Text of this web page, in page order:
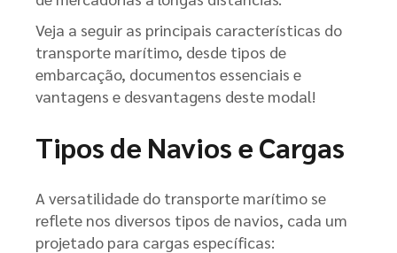
Veja a seguir as principais características do
transporte marítimo, desde tipos de
embarcação, documentos essenciais e
vantagens e desvantagens deste modal!
Tipos de Navios e Cargas
A versatilidade do transporte marítimo se
reflete nos diversos tipos de navios, cada um
projetado para cargas específicas: